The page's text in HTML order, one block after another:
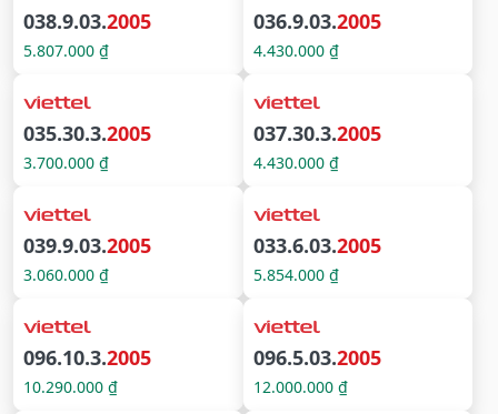
038.9.03.2005
5.807.000 ₫
036.9.03.2005
4.430.000 ₫
035.30.3.2005
3.700.000 ₫
037.30.3.2005
4.430.000 ₫
039.9.03.2005
3.060.000 ₫
033.6.03.2005
5.854.000 ₫
096.10.3.2005
10.290.000 ₫
096.5.03.2005
12.000.000 ₫